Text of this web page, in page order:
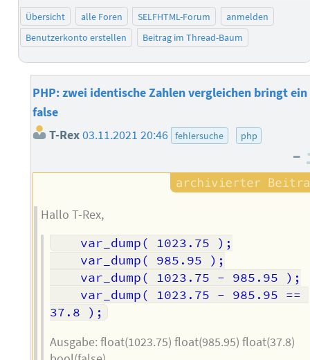
Übersicht alle Foren SELFHTML-Forum
anmelden
Benutzerkonto erstellen
Beitrag im Thread-Baum
PHP: zwei identische Zahlen vergleichen bringt ein
false
T-Rex03.11.2021 20:46 fehlersuche php
–
Hallo T-Rex,
Ausgabe: float(1023.75) float(985.95) float(37.8)